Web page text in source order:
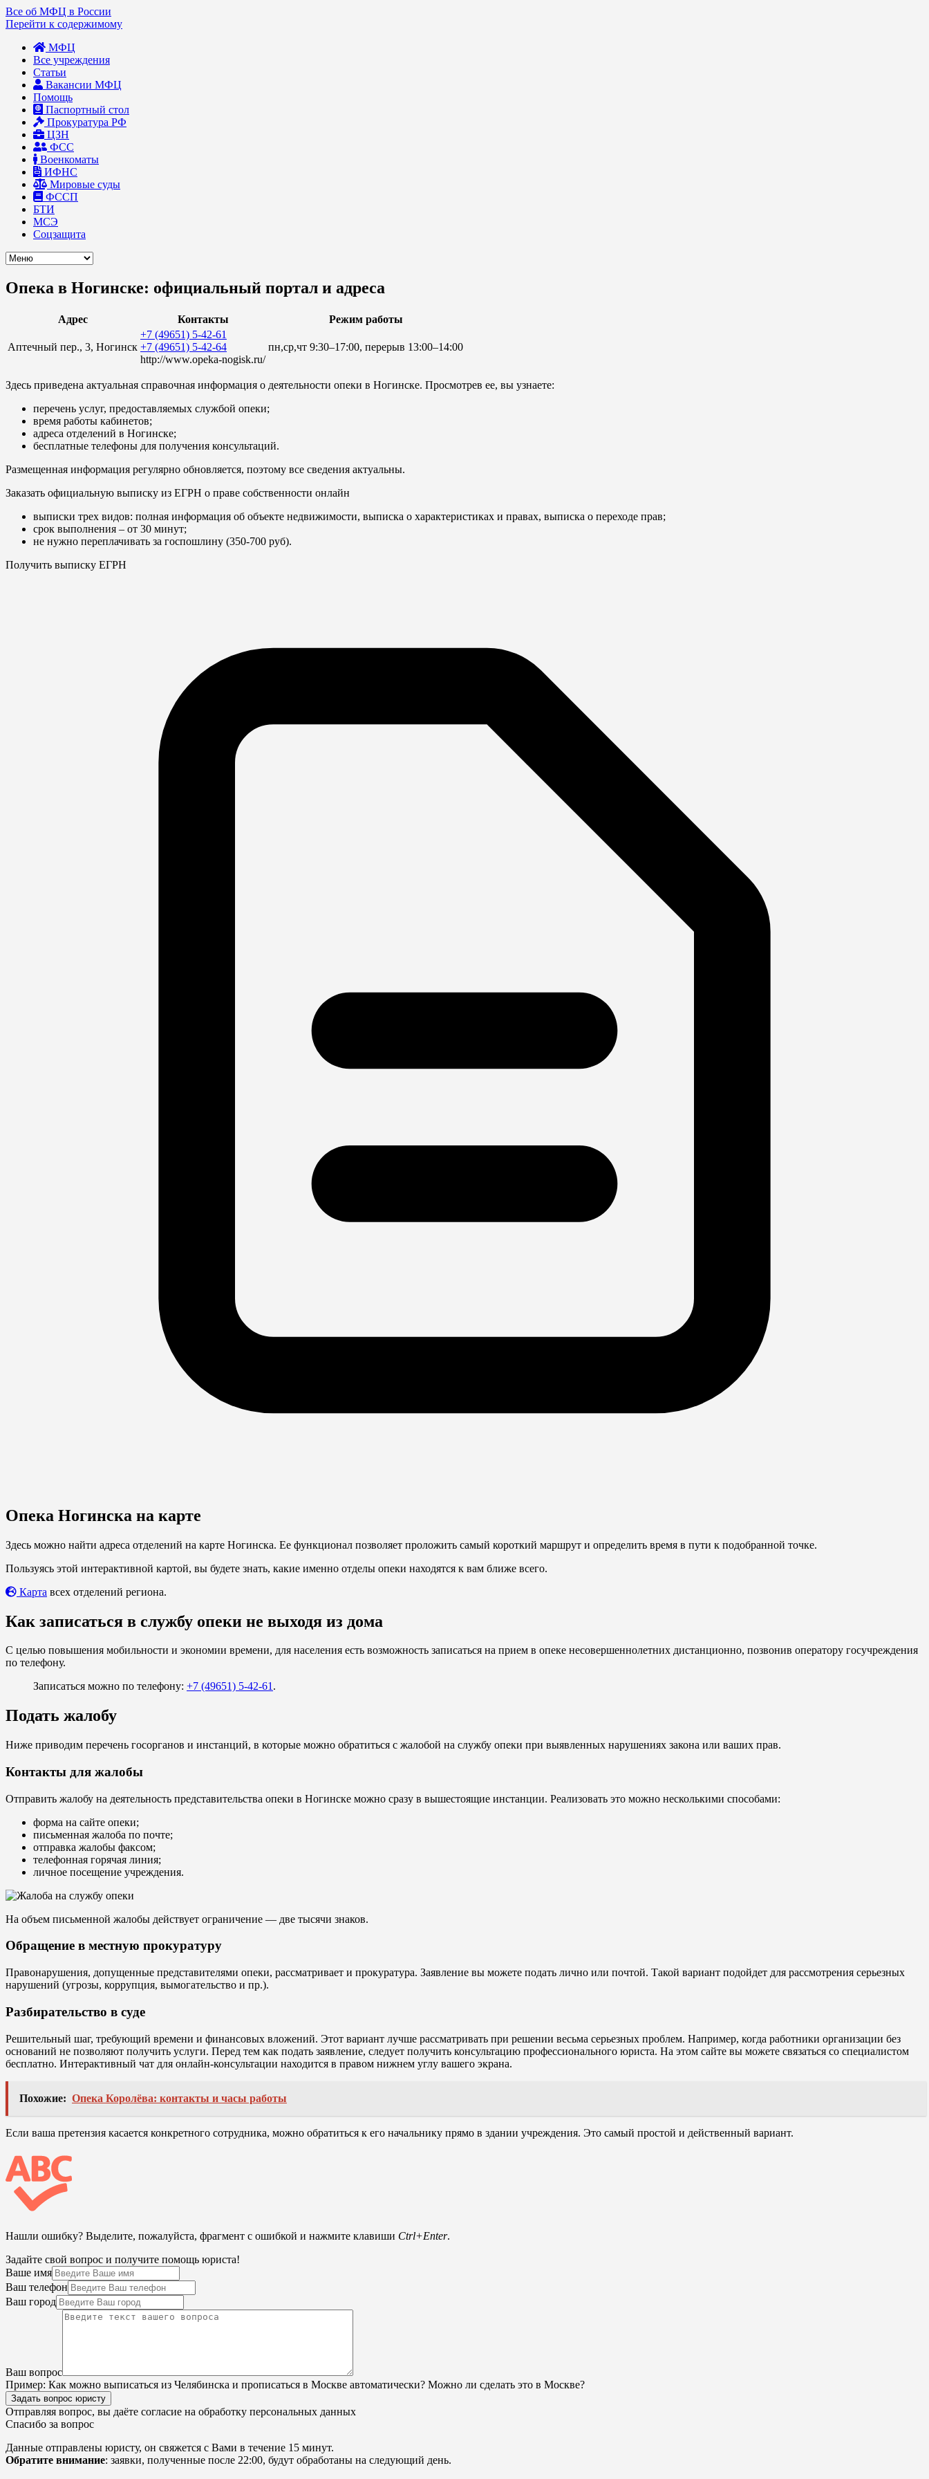
Все об МФЦ в России
Перейти к содержимому
МФЦ
Все учреждения
Статьи
Вакансии МФЦ
Помощь
Паспортный стол
Прокуратура РФ
ЦЗН
ФСС
Военкоматы
ИФНС
Мировые суды
ФССП
БТИ
МСЭ
Соцзащита
Опека в Ногинске: официальный портал и адреса
Адрес Контакты Режим работы
Аптечный пер., 3, Ногинск
+7 (49651) 5-42-61
+7 (49651) 5-42-64
http://www.opeka-nogisk.ru/
пн,ср,чт 9:30–17:00, перерыв 13:00–14:00
Здесь приведена актуальная справочная информация о деятельности опеки в Ногинске. Просмотрев ее, вы узнаете:
перечень услуг, предоставляемых службой опеки;
время работы кабинетов;
адреса отделений в Ногинске;
бесплатные телефоны для получения консультаций.
Размещенная информация регулярно обновляется, поэтому все сведения актуальны.
Заказать официальную выписку из ЕГРН о праве собственности онлайн
выписки трех видов: полная информация об объекте недвижимости, выписка о характеристиках и правах, выписка о переходе прав;
срок выполнения – от 30 минут;
не нужно переплачивать за госпошлину (350-700 руб).
Получить выписку ЕГРН
Опека Ногинска на карте
Здесь можно найти адреса отделений на карте Ногинска. Ее функционал позволяет проложить самый короткий маршрут и определить время в пути к подобранной точке.
Пользуясь этой интерактивной картой, вы будете знать, какие именно отделы опеки находятся к вам ближе всего.
Карта всех отделений региона.
Как записаться в службу опеки не выходя из дома
С целью повышения мобильности и экономии времени, для населения есть возможность записаться на прием в опеке несовершеннолетних дистанционно, позвонив оператору госучреждения
по телефону.
Записаться можно по телефону: +7 (49651) 5-42-61.
Подать жалобу
Ниже приводим перечень госорганов и инстанций, в которые можно обратиться с жалобой на службу опеки при выявленных нарушениях закона или ваших прав.
Контакты для жалобы
Отправить жалобу на деятельность представительства опеки в Ногинске можно сразу в вышестоящие инстанции. Реализовать это можно несколькими способами:
форма на сайте опеки;
письменная жалоба по почте;
отправка жалобы факсом;
телефонная горячая линия;
личное посещение учреждения.
На объем письменной жалобы действует ограничение — две тысячи знаков.
Обращение в местную прокуратуру
Правонарушения, допущенные представителями опеки, рассматривает и прокуратура. Заявление вы можете подать лично или почтой. Такой вариант подойдет для рассмотрения серьезных
нарушений (угрозы, коррупция, вымогательство и пр.).
Разбирательство в суде
Решительный шаг, требующий времени и финансовых вложений. Этот вариант лучше рассматривать при решении весьма серьезных проблем. Например, когда работники организации без
оснований не позволяют получить услуги. Перед тем как подать заявление, следует получить консультацию профессионального юриста. На этом сайте вы можете связаться со специалистом
бесплатно. Интерактивный чат для онлайн-консультации находится в правом нижнем углу вашего экрана.
Похожие: Опека Королёва: контакты и часы работы
Если ваша претензия касается конкретного сотрудника, можно обратиться к его начальнику прямо в здании учреждения. Это самый простой и действенный вариант.
Нашли ошибку? Выделите, пожалуйста, фрагмент с ошибкой и нажмите клавиши Ctrl+Enter.
Задайте свой вопрос и получите помощь юриста!
Ваше имя
Ваш телефон
Ваш город
Ваш вопрос
Пример: Как можно выписаться из Челябинска и прописаться в Москве автоматически? Можно ли сделать это в Москве?
Задать вопрос юристу
Отправляя вопрос, вы даёте согласие на обработку персональных данных
Спасибо за вопрос
Данные отправлены юристу, он свяжется с Вами в течение 15 минут.
Обратите внимание: заявки, полученные после 22:00, будут обработаны на следующий день.